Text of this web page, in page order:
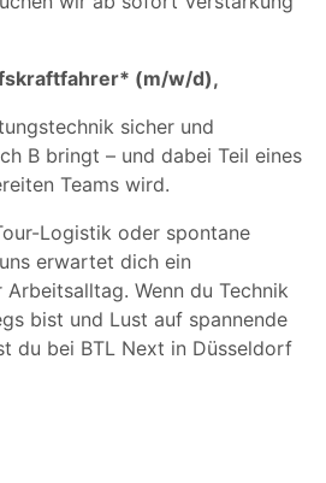
(m/w/d),
sicher und
B bringt – und dabei Teil eines
Teams wird.
Logistik oder spontane
erwartet dich ein
Wenn du Technik
bist und Lust auf spannende
du bei BTL Next in Düsseldorf